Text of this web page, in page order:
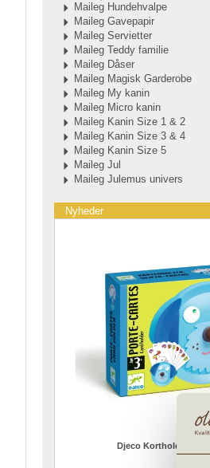
Maileg Hundehvalpe
Maileg Gavepapir
Maileg Servietter
Maileg Teddy familie
Maileg Dåser
Maileg Magisk Garderobe
Maileg My kanin
Maileg Micro kanin
Maileg Kanin Size 1 & 2
Maileg Kanin Size 3 & 4
Maileg Kanin Size 5
Maileg Jul
Maileg Julemus univers
Nyheder
Djeco Kortholder hund